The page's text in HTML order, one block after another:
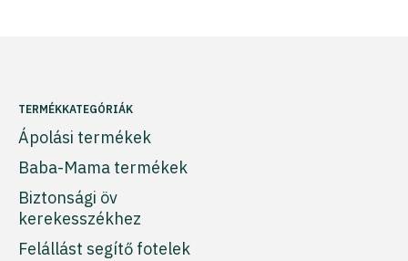
TERMÉKKATEGÓRIÁK
Ápolási termékek
Baba-Mama termékek
Biztonsági öv
kerekesszékhez
Felállást segítő fotelek